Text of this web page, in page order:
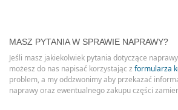
MASZ PYTANIA W SPRAWIE NAPRAWY?
Jeśli masz jakiekolwiek pytania dotyczące
możesz do nas napisać korzystając z formularza
problem, a my oddzwonimy aby przekazać
naprawy oraz ewentualnego zakupu części